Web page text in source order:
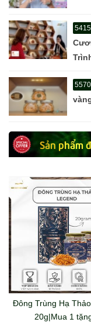
Sản phẩm
Đông Trùng Hạ
20g|Mua 1